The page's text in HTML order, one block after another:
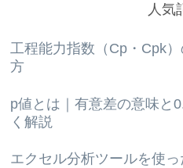
人気
工程能力指数（Cp・Cpk
方
p値とは｜有意差の意味と
く解説
エクセル分析ツールを使